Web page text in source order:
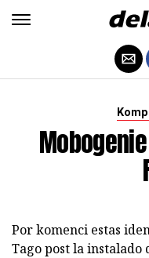
Por komenci estas
Tago post la